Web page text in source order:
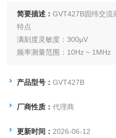
简要描述：GVT427B固纬交流
特点
满刻度灵敏度：300μV
频率测量范围：10Hz ~ 1MHz
双通道
产品型号：GVT427B
厂商性质：代理商
更新时间：2026-06-12